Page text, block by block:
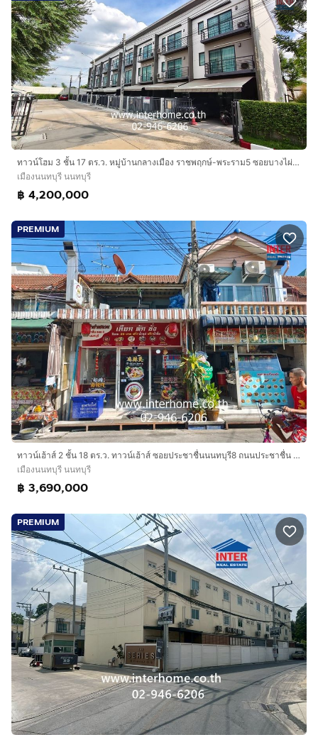
ทาวน์โฮม 3 ชั้น 17 ตร.ว. หมู่บ้านกลางเมือง ราชพฤกษ์-พระราม5 ซอยบางไผ่21 ถนนนครอินทร์ ถนนซอยบางไผ่21 เมืองนนทบุรี นนทบุรี
เมืองนนทบุรี นนทบุรี
฿ 4,200,000
PREMIUM
ทาวน์เฮ้าส์ 2 ชั้น 18 ตร.ว. ทาวน์เฮ้าส์ ซอยประชาชื่นนนทบุรี8 ถนนประชาชื่น เมืองนนทบุรี นนทบุรี
เมืองนนทบุรี นนทบุรี
฿ 3,690,000
PREMIUM